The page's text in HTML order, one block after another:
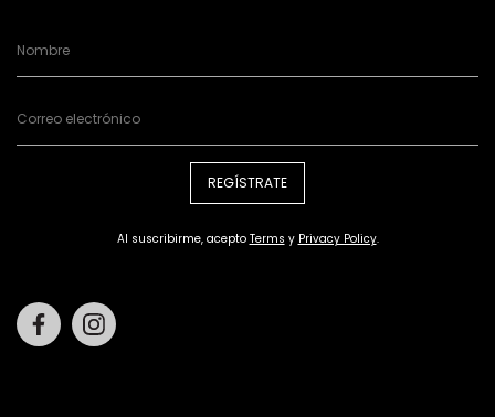
REGÍSTRATE
Al suscribirme, acepto Terms y Privacy Policy.
Facebook